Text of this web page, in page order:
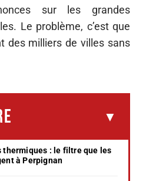
sur les grandes
Le problème, c’est que
des milliers de villes sans
thermiques : le filtre que les
à Perpignan